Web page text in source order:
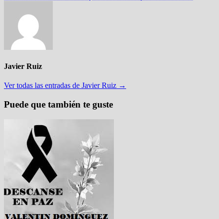
Javier Ruiz
Ver todas las entradas de Javier Ruiz →
Puede que también te guste